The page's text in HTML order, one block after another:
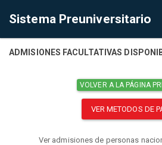
Sistema Preuniversitario
ADMISIONES FACULTATIVAS
VOLVER A LA PÁGINA
VER METODOS DE
Ver admisiones de personas